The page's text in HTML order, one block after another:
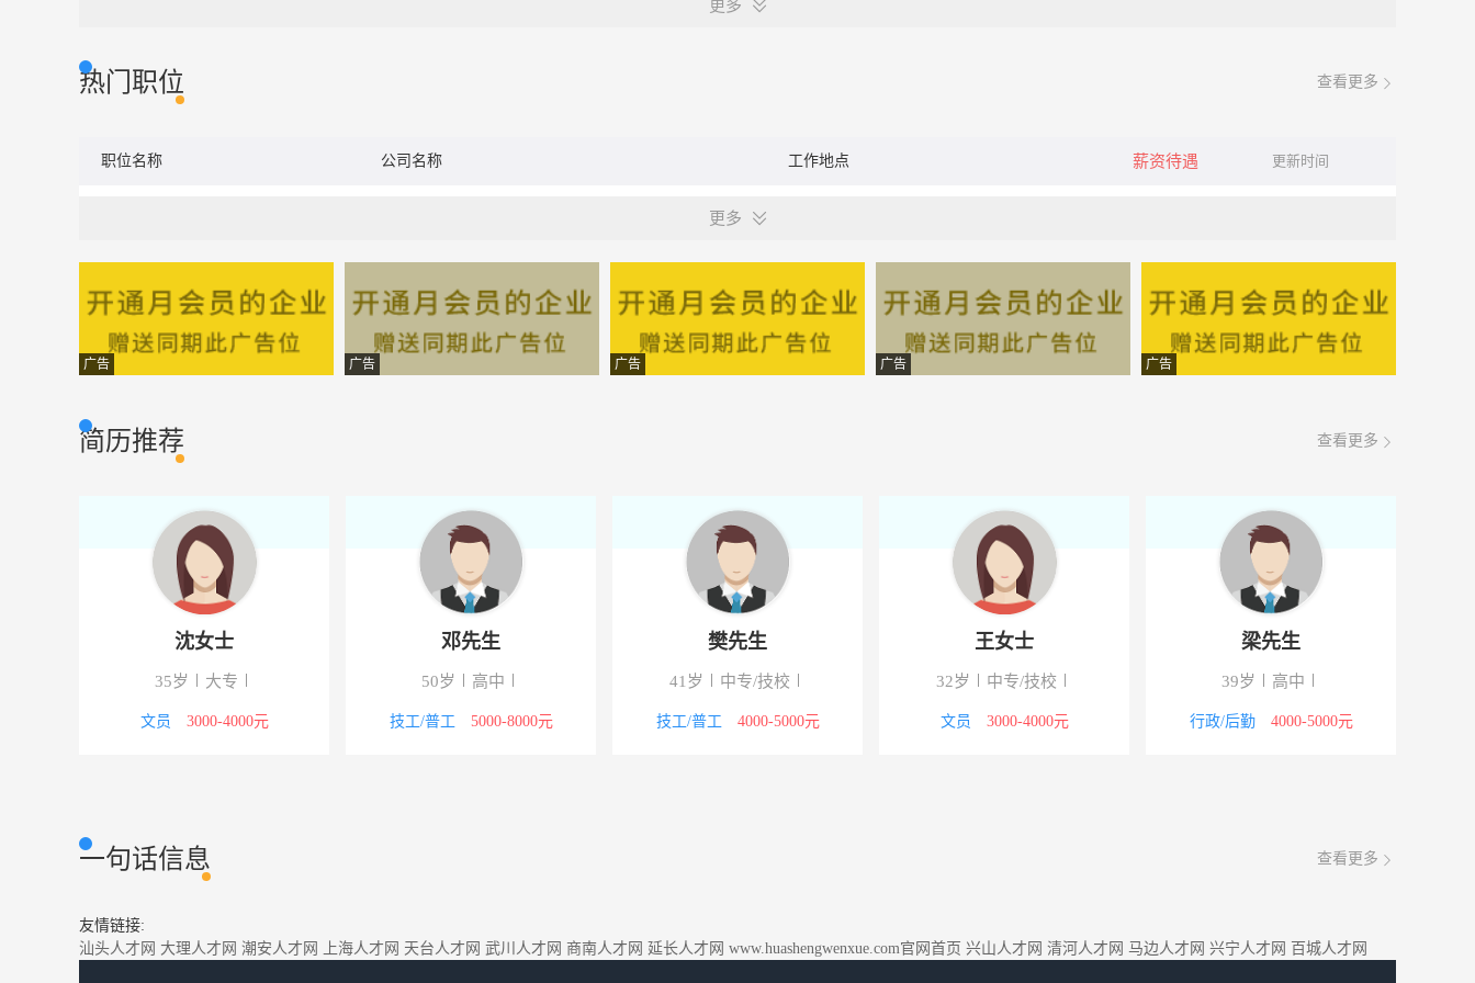
更多
热门职位 查看更多
职位名称 公司名称 工作地点 薪资待遇 更新时间
更多
广告 广告 广告 广告 广告
简历推荐 查看更多
沈女士
35岁 大专
文员 3000-4000元
邓先生
50岁 高中
技工/普工 5000-8000元
樊先生
41岁 中专/技校
技工/普工 4000-5000元
王女士
32岁 中专/技校
文员 3000-4000元
梁先生
39岁 高中
行政/后勤 4000-5000元
一句话信息 查看更多
友情链接:
汕头人才网 大理人才网 潮安人才网 上海人才网 天台人才网 武川人才网 商南人才网 延长人才网 www.huashengwenxue.com官网首页 兴山人才网 清河人才网 马边人才网 兴宁人才网 百城人才网